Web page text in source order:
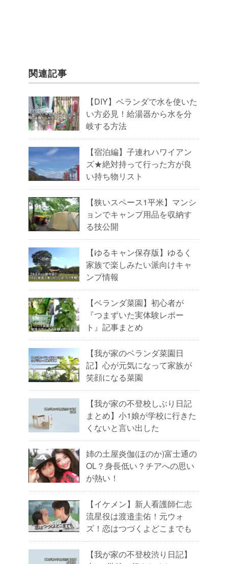
関連記事
【DIY】ベランダで水を使いた
い方必見！給湯器から水を分
岐する方法
【宿泊編】子連れハワイアン
ズ★絶対持って行った方が良
い持ち物リスト
【狭いスペース1平米】マンシ
ョンでキャンプ用品を収納す
る技公開
【ゆるキャン保存版】ゆるく
家族で楽しみたい派向けキャ
ンプ情報
【ベランダ菜園】初心者が
『つまずいた実体験レポー
ト』記事まとめ
【我が家のベランダ菜園日
記】心が元気になって家族が
笑顔になる菜園
【我が家の不登校しぶり日記
まとめ】小1娘が学校に行きた
くないと言い出した
姉の土屋炎伽(ほのか)富士通の
OL？身長低い？チアへの思い
が熱い！
【イケメン】新人看護師仁志
流星役は渡邉圭佑！元ウォ
ズ！恋はつづくよどこまでも
【我が家の不登校渋り日記】